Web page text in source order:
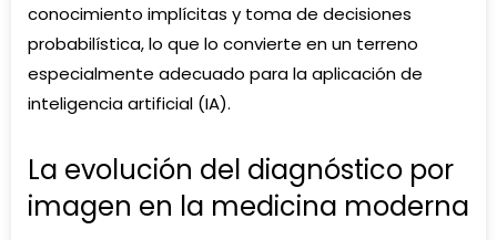
conocimiento implícitas y toma de decisiones
probabilística, lo que lo convierte en un terreno
especialmente adecuado para la aplicación de
inteligencia artificial (IA).
La evolución del diagnóstico por
imagen en la medicina moderna